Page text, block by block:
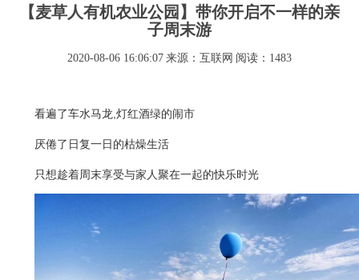
【麦草人有机农业公园】带你开启不一样的亲
子周末游
2020-08-06 16:06:07 来源：互联网 阅读：1483
看遍了车水马龙,灯红酒绿的闹市
厌倦了日复一日的枯燥生活
只想趁着周末享受与家人聚在一起的快乐时光